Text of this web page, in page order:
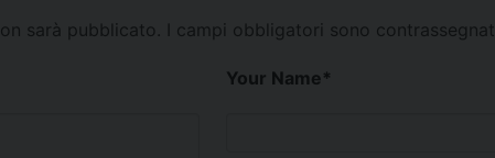
sarà pubblicato. I campi obbligatori sono contrassegnati
Your Name*